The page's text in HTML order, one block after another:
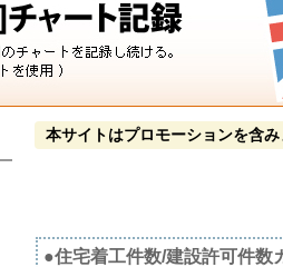
本サイトはプロモーションを含み
●住宅着工件数/建設許可件数